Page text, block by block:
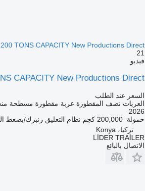
TONS CAPACITY New Productions Direct
21
فيديو
CAPACITY New Productions Direct
السعر عند الطلب
العربات نصف المقطورة عربة مقطورة مسطحة
2026
حمولة 200,000 كجم نظام التعليق زنبرك/بضغط
تركيا، Konya
LİDER TRAİLER
الاتصال بالبائع